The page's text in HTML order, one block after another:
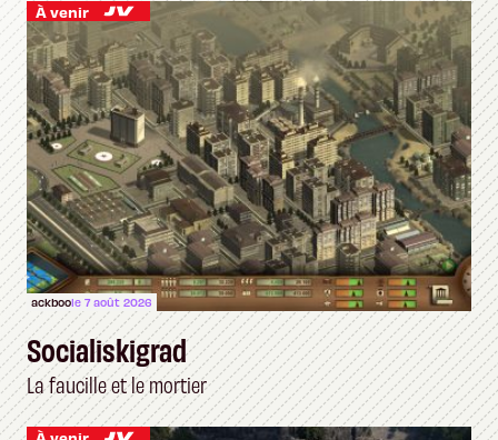
À venir
ackboole 7 août 2026
Socialiskigrad
La faucille et le mortier